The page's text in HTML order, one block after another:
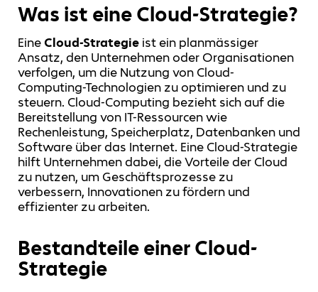
Was ist eine Cloud-Strategie?
Eine Cloud-Strategie ist ein planmässiger
Ansatz, den Unternehmen oder Organisationen
verfolgen, um die Nutzung von Cloud-
Computing-Technologien zu optimieren und zu
steuern. Cloud-Computing bezieht sich auf die
Bereitstellung von IT-Ressourcen wie
Rechenleistung, Speicherplatz, Datenbanken und
Software über das Internet. Eine Cloud-Strategie
hilft Unternehmen dabei, die Vorteile der Cloud
zu nutzen, um Geschäftsprozesse zu
verbessern, Innovationen zu fördern und
effizienter zu arbeiten.
Bestandteile einer Cloud-
Strategie